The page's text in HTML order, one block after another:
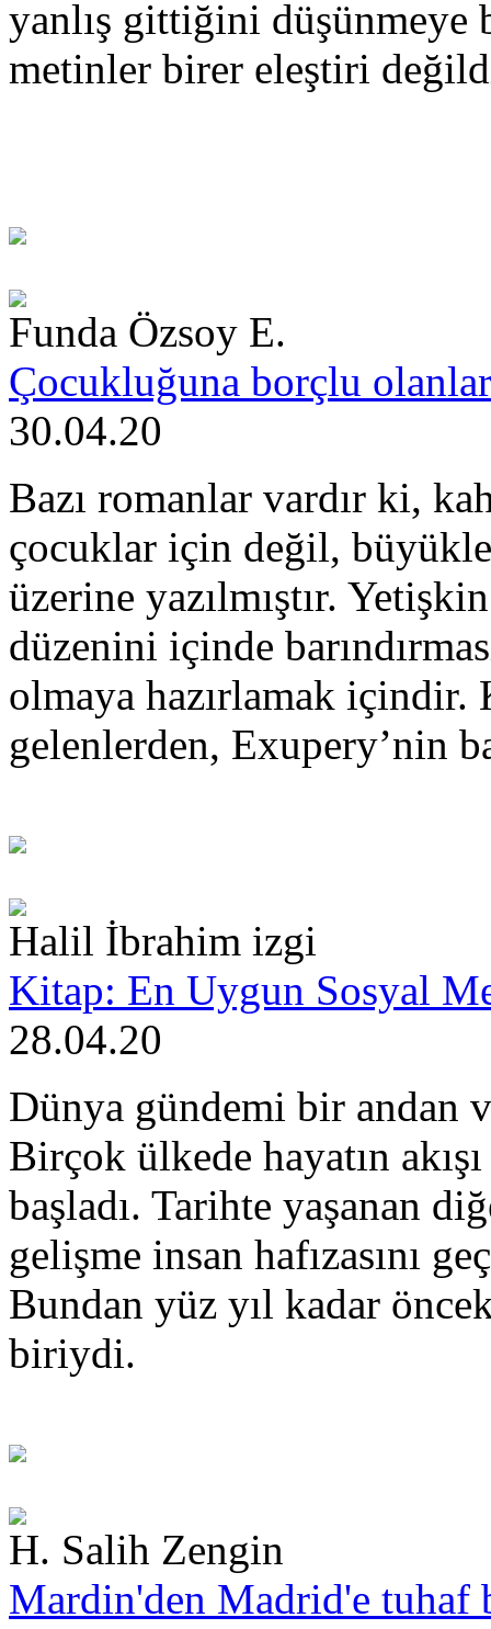
yanlış gittiğini düşünmeye
metinler birer eleştiri
Funda Özsoy E.
Çocukluğuna borçlu
30.04.20
Bazı romanlar vardır ki,
çocuklar için değil,
üzerine yazılmıştır.
düzenini içinde
olmaya hazırlamak içindir.
gelenlerden, Exupery’nin
Halil İbrahim izgi
Kitap: En Uygun Sosyal
28.04.20
Dünya gündemi bir andan
Birçok ülkede hayatın
başladı. Tarihte yaşanan
gelişme insan hafızasını
Bundan yüz yıl kadar
biriydi.
H. Salih Zengin
Mardin'den Madrid'e tuhaf